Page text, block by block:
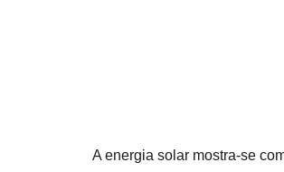
A energia solar mostra-se